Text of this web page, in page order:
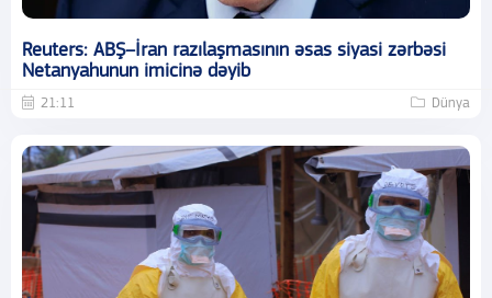
Reuters: ABŞ–İran razılaşmasının əsas siyasi zərbəsi
Netanyahunun imicinə dəyib
21:11 Dünya